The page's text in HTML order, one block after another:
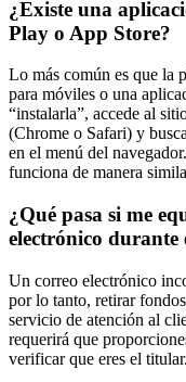
¿Existe una
Play o App Store?
Lo más común es que la
para móviles o una
“instalarla”, accede al
(Chrome o Safari) y
en el menú del
funciona de manera
¿Qué pasa si me
electrónico durante
Un correo electrónico
por lo tanto, retirar
servicio de atención al
requerirá que
verificar que eres el titular.